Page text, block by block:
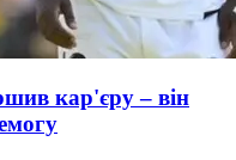
кар'єру – він